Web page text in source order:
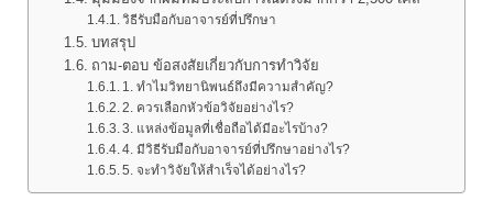
วิธีรับมือกับอาจารย์ที่ปรึกษา
บทสรุป
ถาม-ตอบ ข้อสงสัยเกี่ยวกับการทำวิจัย
1. ทำไมวิทยานิพนธ์ถึงมีความสำคัญ?
2. ควรเลือกหัวข้อวิจัยอย่างไร?
3. แหล่งข้อมูลที่เชื่อถือได้มีอะไรบ้าง?
4. มีวิธีรับมือกับอาจารย์ที่ปรึกษาอย่างไร?
5. จะทำวิจัยให้สำเร็จได้อย่างไร?